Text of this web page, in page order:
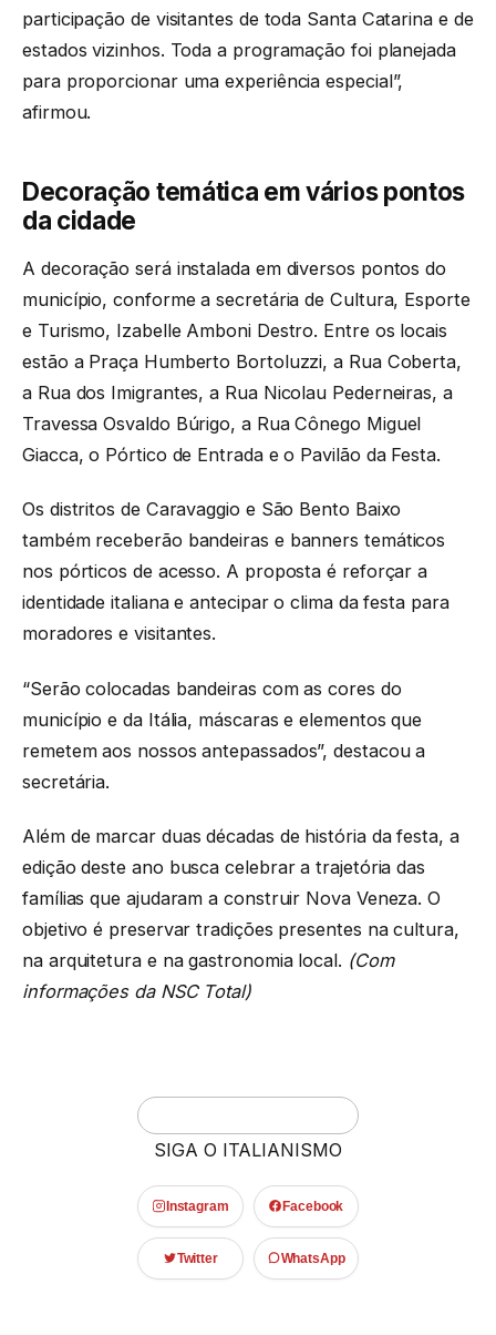
participação de visitantes de toda Santa Catarina e de
estados vizinhos. Toda a programação foi planejada
para proporcionar uma experiência especial”,
afirmou.
Decoração temática em vários pontos
da cidade
A decoração será instalada em diversos pontos do
município, conforme a secretária de Cultura, Esporte
e Turismo, Izabelle Amboni Destro. Entre os locais
estão a Praça Humberto Bortoluzzi, a Rua Coberta,
a Rua dos Imigrantes, a Rua Nicolau Pederneiras, a
Travessa Osvaldo Búrigo, a Rua Cônego Miguel
Giacca, o Pórtico de Entrada e o Pavilão da Festa.
Os distritos de Caravaggio e São Bento Baixo
também receberão bandeiras e banners temáticos
nos pórticos de acesso. A proposta é reforçar a
identidade italiana e antecipar o clima da festa para
moradores e visitantes.
“Serão colocadas bandeiras com as cores do
município e da Itália, máscaras e elementos que
remetem aos nossos antepassados”, destacou a
secretária.
Além de marcar duas décadas de história da festa, a
edição deste ano busca celebrar a trajetória das
famílias que ajudaram a construir Nova Veneza. O
objetivo é preservar tradições presentes na cultura,
na arquitetura e na gastronomia local. (Com
informações da NSC Total)
SIGA O ITALIANISMO
Instagram Facebook
Twitter WhatsApp